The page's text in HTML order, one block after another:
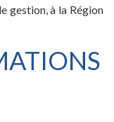
gestion, à la Région